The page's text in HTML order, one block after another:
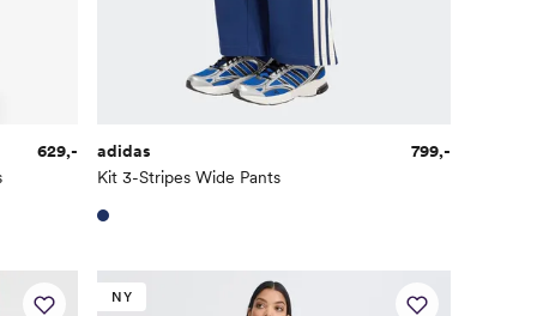
629,-
adidas
Kit 3-Stripes Wide Pants
799,-
NY